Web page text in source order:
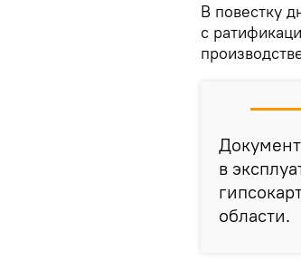
В повестку
с
в
области.